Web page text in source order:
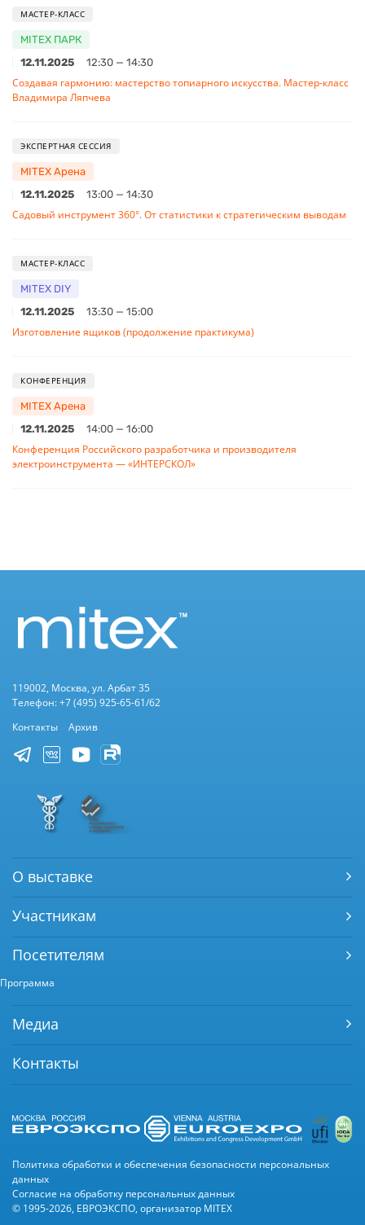
МАСТЕР-КЛАСС
MITEX ПАРК
12.11.2025
12:30 — 14:30
Создавая гармонию: мастерство топиарного искусства. Мастер-класс
Владимира Ляпчева
ЭКСПЕРТНАЯ СЕССИЯ
MITEX Арена
12.11.2025
13:00 — 14:30
Садовый инструмент 360°. От статистики к стратегическим выводам
МАСТЕР-КЛАСС
MITEX DIY
12.11.2025
13:30 — 15:00
Изготовление ящиков (продолжение практикума)
КОНФЕРЕНЦИЯ
MITEX Арена
12.11.2025
14:00 — 16:00
Конференция Российского разработчика и производителя
электроинструмента — «ИНТЕРСКОЛ»
119002, Москва, ул. Арбат 35
Телефон: +7 (495) 925-65-61/62
Контакты
Архив
О выставке
Участникам
Посетителям
Программа
Медиа
Контакты
Политика обработки и обеспечения безопасности персональных
данных
Согласие на обработку персональных данных
© 1995-2026, ЕВРОЭКСПО, организатор MITEX